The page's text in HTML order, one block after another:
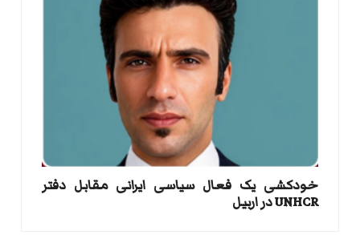
خودکشی یک فعال سیاسی ایرانی مقابل دفتر
UNHCR در اربیل